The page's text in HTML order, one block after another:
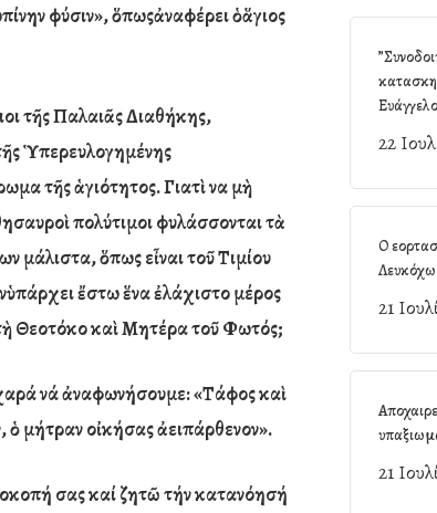
φύσιν»,ὅπωςἀναφέρειὁἅγιος
τῆς Παλαιᾶς Διαθήκης,
ῆςὙπερευλογημένης
τῆςἁγιότητος. Γιατὶνα μὴ
ὶπολύτιμοι φυλάσσονται τὰ
μάλιστα,ὅπωςεἶναι τοῦ Τιμίου
ὑπάρχειἔστωἕναἐλάχιστο μέρος
ὴΘεοτόκο καὶΜητέρα τοῦΦωτός;
άνάἀναφωνήσουμε: «Τάφος καὶ
ὁμήτραν οἰκήσαςἀειπάρθενον».
σας καί ζητῶ τήν κατανόησή
22
Ο
21
21